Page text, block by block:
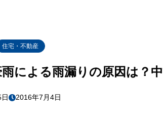
住宅・不動産
による雨漏りの原因は？
2016年7月4日